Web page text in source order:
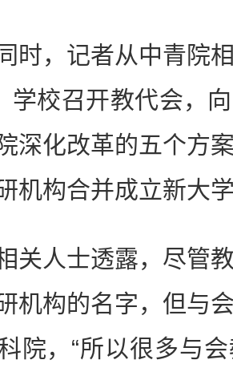
，记者从中青院相
学校召开教代会，
深化改革的五个方
机构合并成立新大
人士透露，尽管教
机构的名字，但与
院，“所以很多与